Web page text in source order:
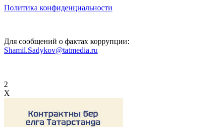
Политика конфиденциальности
Для сообщений о фактах коррупции:
Shamil.Sadykov@tatmedia.ru
2
X